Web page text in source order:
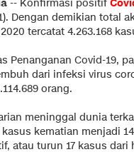
-- Konfirmasi positif
Dengan demikian total
tercatat 4.263.168
Penanganan Covid-19,
dari infeksi virus
orang.
meninggal dunia
kematian menjadi
atau turun 17 kasus dari